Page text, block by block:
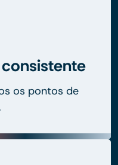
os pontos de